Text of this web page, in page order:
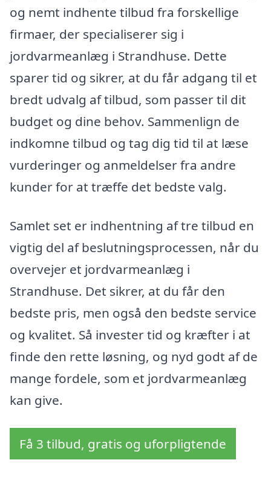
og nemt indhente tilbud fra forskellige
firmaer, der specialiserer sig i
jordvarmeanlæg i Strandhuse. Dette
sparer tid og sikrer, at du får adgang til et
bredt udvalg af tilbud, som passer til dit
budget og dine behov. Sammenlign de
indkomne tilbud og tag dig tid til at læse
vurderinger og anmeldelser fra andre
kunder for at træffe det bedste valg.
Samlet set er indhentning af tre tilbud en
vigtig del af beslutningsprocessen, når du
overvejer et jordvarmeanlæg i
Strandhuse. Det sikrer, at du får den
bedste pris, men også den bedste service
og kvalitet. Så invester tid og kræfter i at
finde den rette løsning, og nyd godt af de
mange fordele, som et jordvarmeanlæg
kan give.
Få 3 tilbud, gratis og uforpligtende